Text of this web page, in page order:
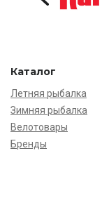
Каталог
Летняя рыбалка
Зимняя рыбалка
Велотовары
Бренды